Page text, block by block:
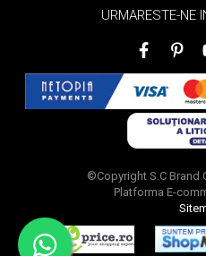
URMARESTE-NE
©Copyright S.C Brand
Platforma E-